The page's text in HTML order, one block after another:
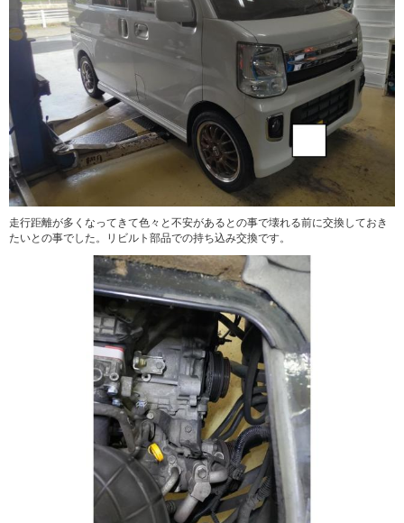
走行距離が多くなってきて色々と不安があるとの事で壊れる前に交換しておき
たいとの事でした。リビルト部品での持ち込み交換です。